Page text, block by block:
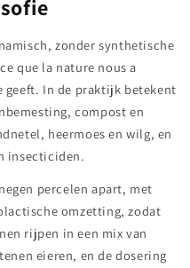
zonder synthetische
que la nature nous a
geeft. In de praktijk betekent
compost en
heermoes en wilg, en
insecticiden.
percelen apart, met
omzetting, zodat
rijpen in een mix van
eieren, en de dosering